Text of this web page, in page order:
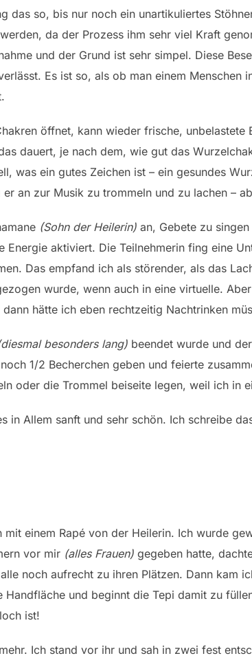
das so, bis nur noch ein unartikuliertes
da der Prozess ihm sehr viel Kraft
und der Grund ist sehr simpel. Diese
Es ist so, als ob man einem Menschen
öffnet, kann wieder frische,
dauert, je nach dem, wie gut das
was ein gutes Zeichen ist – ein gesundes
er an zur Musik zu trommeln und zu lachen –
(Sohn der Heilerin) an, Gebete zu
Energie aktiviert. Die Teilnehmerin fing eine
Das empfand ich als störender, als das
wurde, wenn auch in eine virtuelle.
hätte ich eben rechtzeitig Nachtrinken
besonders lang) beendet wurde und
1/2 Becherchen geben und feierte
oder die Trommel beiseite legen, weil ich in
in Allem sanft und sehr schön. Ich schreibe
mit einem Rapé von der Heilerin. Ich wurde
vor mir (alles Frauen) gegeben hatte,
noch aufrecht zu ihren Plätzen. Dann kam
Handfläche und beginnt die Tepi damit zu
ist!
Ich stand vor ihr und sah in zwei fest